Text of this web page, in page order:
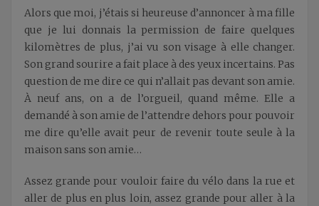
Alors que moi, j’étais si heureuse d’annoncer à ma fille
que je lui donnais la permission de faire quelques
kilomètres de plus, j’ai vu son visage à elle changer.
Son grand sourire a fait place à des yeux incertains. Pas
question de me dire ce qui n’allait pas devant son amie.
À neuf ans, on a de l’orgueil, quand même. Elle a
demandé à son amie de l’attendre dehors pour pouvoir
me dire qu’elle avait peur de revenir toute seule à la
maison sans son amie…
Assez grande pour vouloir faire du vélo dans la rue et
aller de plus en plus loin, assez grande pour aller à la